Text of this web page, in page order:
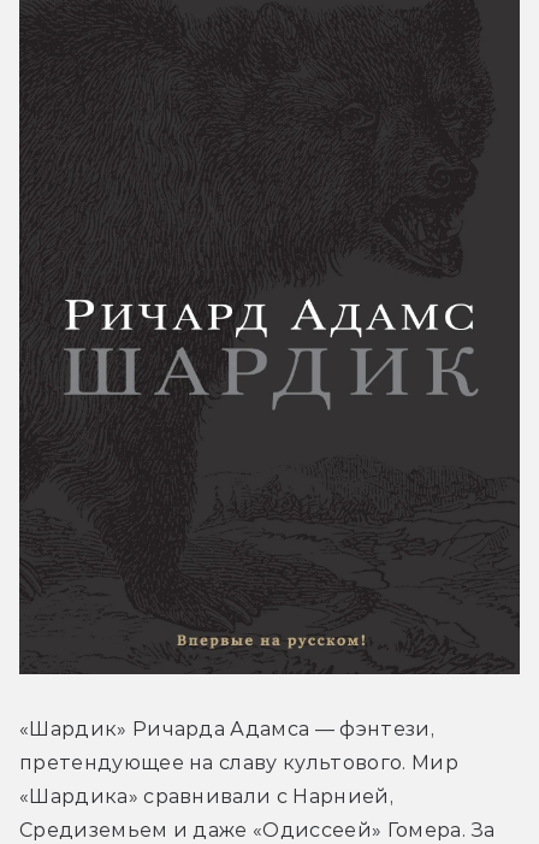
«Шардик» Ричарда Адамса — фэнтези,
претендующее на славу культового. Мир
«Шардика» сравнивали с Нарнией,
Средиземьем и даже «Одиссеей» Гомера. За